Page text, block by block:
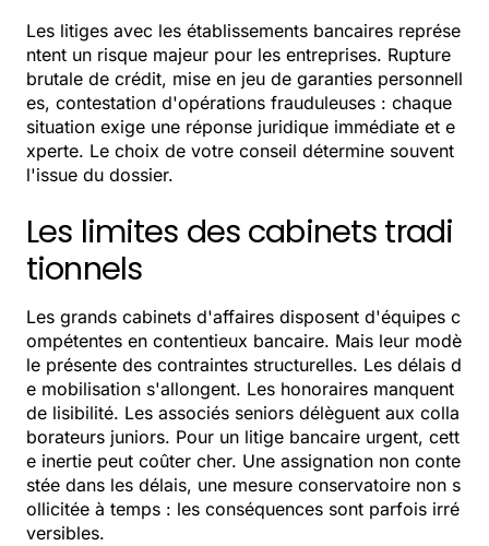
Les litiges avec les établissements bancaires représe
ntent un risque majeur pour les entreprises. Rupture
brutale de crédit, mise en jeu de garanties personnell
es, contestation d'opérations frauduleuses : chaque
situation exige une réponse juridique immédiate et e
xperte. Le choix de votre conseil détermine souvent
l'issue du dossier.
Les limites des cabinets tradi
tionnels
Les grands cabinets d'affaires disposent d'équipes c
ompétentes en contentieux bancaire. Mais leur modè
le présente des contraintes structurelles. Les délais d
e mobilisation s'allongent. Les honoraires manquent
de lisibilité. Les associés seniors délèguent aux colla
borateurs juniors. Pour un litige bancaire urgent, cett
e inertie peut coûter cher. Une assignation non conte
stée dans les délais, une mesure conservatoire non s
ollicitée à temps : les conséquences sont parfois irré
versibles.